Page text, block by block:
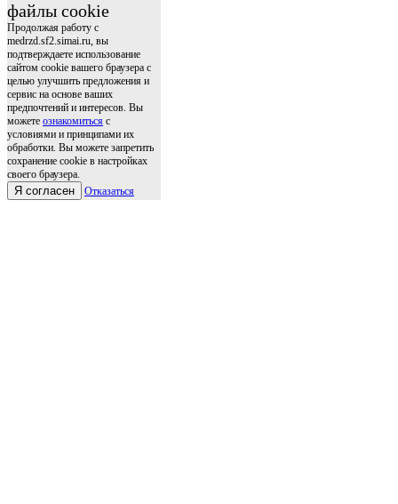
файлы cookie
Продолжая работу с
medrzd.sf2.simai.ru, вы
подтверждаете использование
сайтом cookie вашего браузера с
целью улучшить предложения и
сервис на основе ваших
предпочтений и интересов. Вы
можете ознакомиться с
условиями и принципами их
обработки. Вы можете запретить
сохранение cookie в настройках
своего браузера.
Я согласен Отказаться